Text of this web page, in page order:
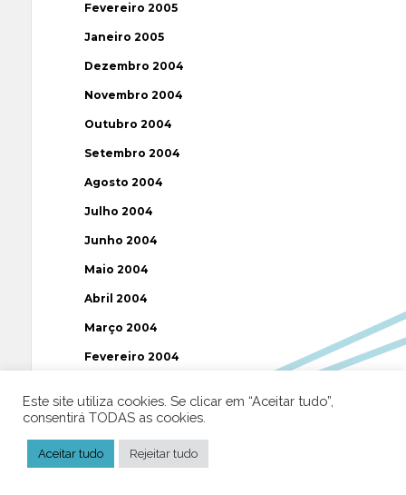
Fevereiro 2005
Janeiro 2005
Dezembro 2004
Novembro 2004
Outubro 2004
Setembro 2004
Agosto 2004
Julho 2004
Junho 2004
Maio 2004
Abril 2004
Março 2004
Fevereiro 2004
Dezembro 2003
Novembro 2003
Este site utiliza cookies. Se clicar em “Aceitar tudo”,
consentirá TODAS as cookies.
Aceitar tudo Rejeitar tudo